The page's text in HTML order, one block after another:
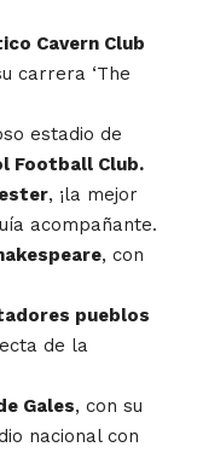
Cavern Club
carrera ‘The
estadio de
Football Club.
, ¡la mejor
acompañante.
, con
pueblos
de la
Gales, con su
nacional con